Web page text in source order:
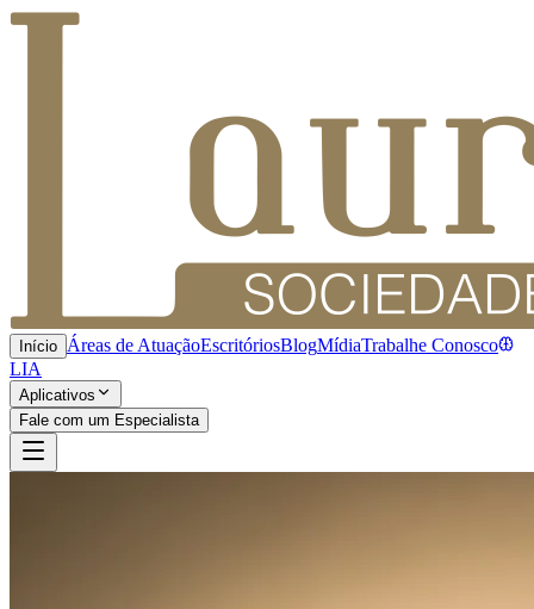
Início Áreas de AtuaçãoEscritóriosBlogMídiaTrabalhe Conosco
LIA
Aplicativos
Fale com um Especialista